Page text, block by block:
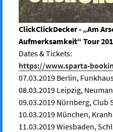
ClickClickDecker - „Am
Aufmerksamkeit“ Tour
Dates & Tickets:
https://www.sparta-
07.03.2019 Berlin,
08.03.2019 Leipzig,
09.03.2019 Nürnberg, Club
10.03.2019 München,
11.03.2019 Wiesbaden,